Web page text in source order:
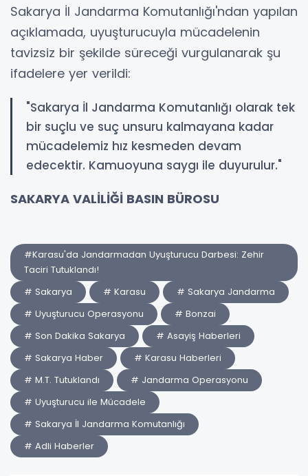
Sakarya İl Jandarma Komutanlığı'ndan yapılan
açıklamada, uyuşturucuyla mücadelenin
tavizsiz bir şekilde süreceği vurgulanarak şu
ifadelere yer verildi:
"Sakarya İl Jandarma Komutanlığı olarak tek
bir suçlu ve suç unsuru kalmayana kadar
mücadelemiz hız kesmeden devam
edecektir. Kamuoyuna saygı ile duyurulur."
SAKARYA VALİLİĞİ BASIN BÜROSU
#Karasu'da Jandarmadan Uyuşturucu Darbesi: Zehir
Taciri Tutuklandı!
# Sakarya
# Karasu
# Sakarya Jandarma
# Uyuşturucu Operasyonu
# Bonzai
# Son Dakika Sakarya
# Asayiş Haberleri
# Sakarya Haber
# Karasu Haberleri
# M.T. Tutuklandı
# Jandarma Operasyonu
# Uyuşturucu ile Mücadele
# Sakarya İl Jandarma Komutanlığı
# Adli Haberler